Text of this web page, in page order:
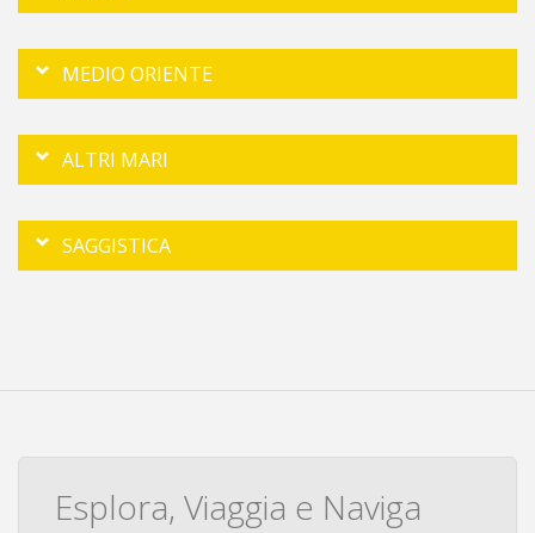
MEDIO ORIENTE
ALTRI MARI
SAGGISTICA
Esplora, Viaggia e Naviga